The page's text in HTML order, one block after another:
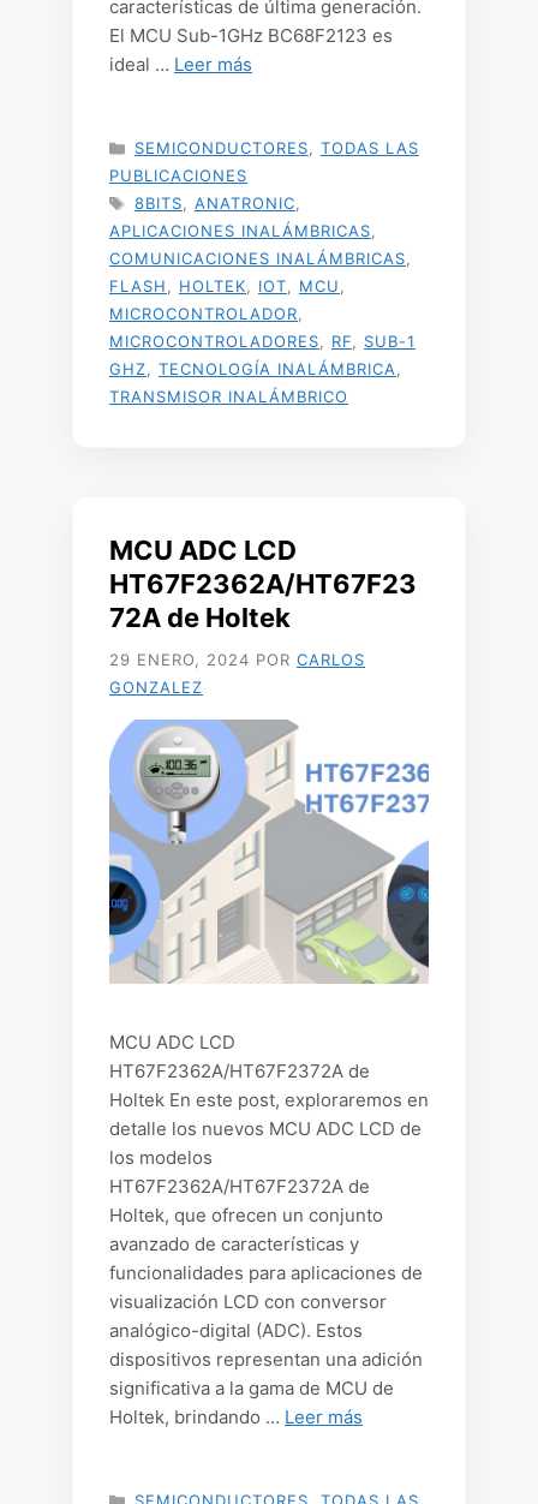
características de última generación.
El MCU Sub-1GHz BC68F2123 es
ideal … Leer más
CATEGORÍAS
SEMICONDUCTORES
TODAS LAS
PUBLICACIONES
ETIQUETAS
8BITS ANATRONIC
APLICACIONES INALÁMBRICAS
COMUNICACIONES INALÁMBRICAS
FLASH
HOLTEK IOT MCU
MICROCONTROLADOR
MICROCONTROLADORES
RF
SUB-1
GHZ
TECNOLOGÍA INALÁMBRICA
TRANSMISOR INALÁMBRICO
MCU ADC LCD
HT67F2362A/HT67F23
72A de Holtek
29 ENERO, 2024 POR CARLOS
GONZALEZ
MCU ADC LCD
HT67F2362A/HT67F2372A de
Holtek En este post, exploraremos en
detalle los nuevos MCU ADC LCD de
los modelos
HT67F2362A/HT67F2372A de
Holtek, que ofrecen un conjunto
avanzado de características y
funcionalidades para aplicaciones de
visualización LCD con conversor
analógico-digital (ADC). Estos
dispositivos representan una adición
significativa a la gama de MCU de
Holtek, brindando … Leer más
CATEGORÍAS